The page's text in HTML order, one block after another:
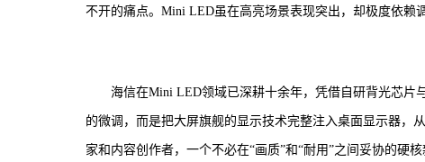
不开的痛点。Mini LED虽在高亮场景表现突出，却极度依
海信在Mini LED领域已深耕十余年，凭借自研背光芯
的微调，而是把大屏旗舰的显示技术完整注入桌面显示器，
家和内容创作者，一个不必在“画质”和“耐用”之间妥协的硬核